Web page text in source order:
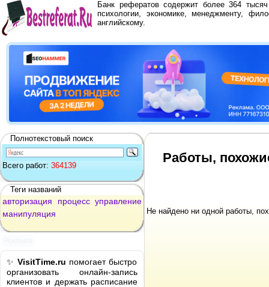
Банк рефератов содержит более 364
психологии, экономике, менеджменту,
английскому.
Полнотекстовый поиск
Всего работ: 364139
Теги названий
авторизация процесс управление
манипуляция
✨ VisitTime.ru помогает быстро
организовать онлайн-запись
клиентов и держать расписание
Работы,
Не найдено ни одной работы,